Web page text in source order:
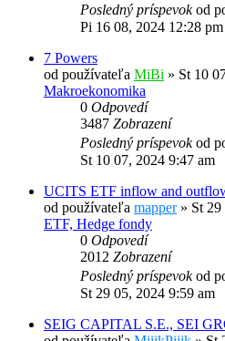
Posledný príspevokod
Pi 16 08, 2024 12:28 pm
7 Powers
od používateľa MiBi » St 10
Makroekonomika
0 Odpovedí
3487 Zobrazení
Posledný príspevokod
St 10 07, 2024 9:47 am
UCITS ETF inflow and
od používateľa mapper» St
ETF, Hedge fondy
0 Odpovedí
2012 Zobrazení
Posledný príspevokod
St 29 05, 2024 9:59 am
SEIG CAPITAL S.E., SEI